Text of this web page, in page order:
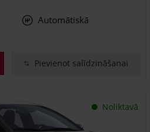
Automātiskā
Pievienot salīdzināšanai
Noliktavā